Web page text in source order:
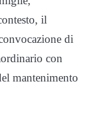
il
di
con
mantenimento